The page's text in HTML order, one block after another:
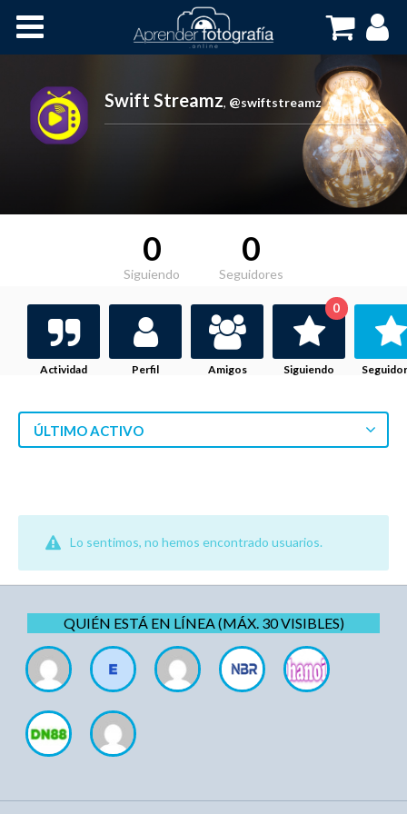
Swift Streamz, @swiftstreamz
0
Siguiendo
0
Seguidores
Actividad Perfil Amigos Siguiendo
0
ÚLTIMO ACTIVO
Lo sentimos, no hemos encontrado usuarios.
QUIÉN ESTÁ EN LÍNEA (MÁX. 30 VISIBLES)